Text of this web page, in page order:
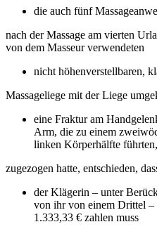
die auch fünf
nach der Massage am vierten
von dem Masseur verwendeten
nicht höhenverstellbaren,
Massageliege mit der Liege
eine Fraktur am
Arm, die zu einem
linken Körperhälfte führten,
zugezogen hatte, entschieden,
der Klägerin – unter
von ihr von einem Drittel –
1.333,33 € zahlen muss